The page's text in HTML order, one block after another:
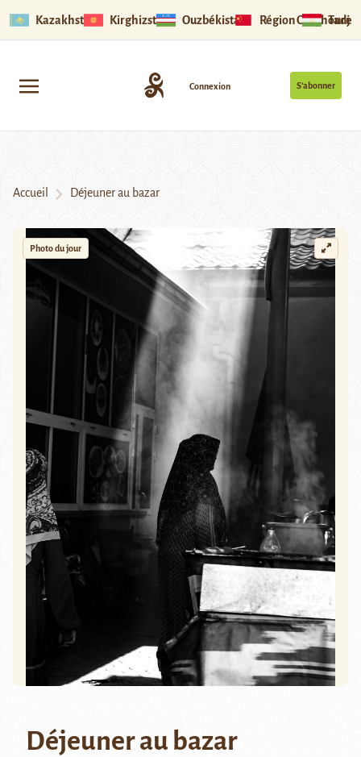
Kazakhstan Kirghizstan Ouzbékistan Région Ouïghoure
S’abonner
Connexion
Accueil Déjeuner au bazar
Photo du jour
Déjeuner au bazar